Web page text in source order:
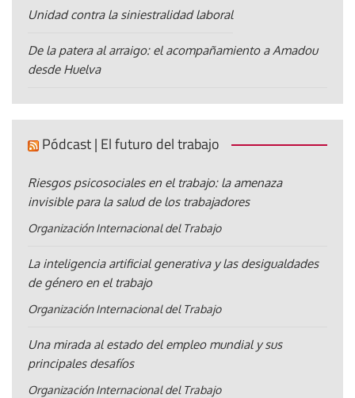
Unidad contra la siniestralidad laboral
De la patera al arraigo: el acompañamiento a Amadou
desde Huelva
Pódcast | El futuro del trabajo
Riesgos psicosociales en el trabajo: la amenaza
invisible para la salud de los trabajadores
Organización Internacional del Trabajo
La inteligencia artificial generativa y las desigualdades
de género en el trabajo
Organización Internacional del Trabajo
Una mirada al estado del empleo mundial y sus
principales desafíos
Organización Internacional del Trabajo